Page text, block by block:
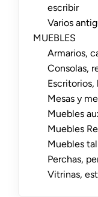
escribir
Varios
MUEBLES
Armarios,
Consolas,
Escritorios,
Mesas y
Muebles
Muebles
Muebles
Perchas,
Vitrinas,